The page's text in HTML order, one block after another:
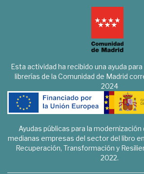
Esta actividad ha recibido una ayuda
librerías de la Comunidad de Madrid
2024
Ayudas públicas para la
medianas empresas del sector del libro
Recuperación, Transformación y
2022.